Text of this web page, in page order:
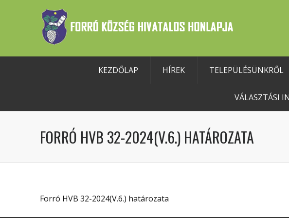
KEZDŐLAP HÍREK TELEPÜLÉSÜNKRŐL
VÁLASZTÁSI
FORRÓ HVB 32-2024(V.6.) HATÁROZATA
Forró HVB 32-2024(V.6.) határozata